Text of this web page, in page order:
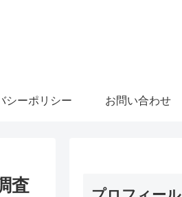
シーポリシー お問い合わせ
査